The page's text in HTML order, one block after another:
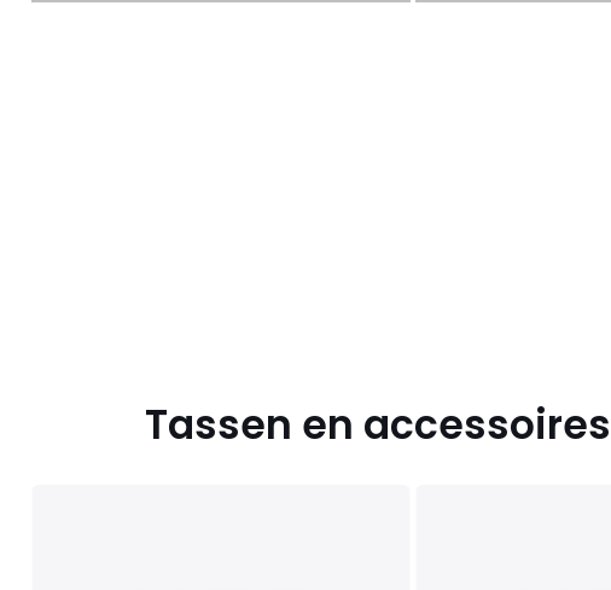
Tassen en accessoires